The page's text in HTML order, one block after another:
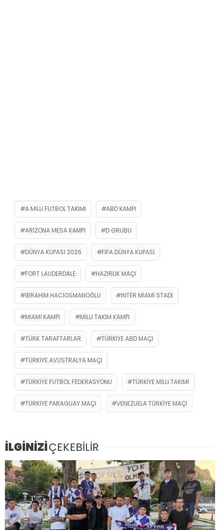
A MILLI FUTBOL TAKIMI ABD KAMPI
ARIZONA MESA KAMPI D GRUBU
DÜNYA KUPASI 2026 FIFA DÜNYA KUPASI
FORT LAUDERDALE HAZIRLIK MAÇI
İBRAHIM HACIOSMANOĞLU INTER MIAMI STADI
MIAMI KAMPI MILLI TAKIM KAMPI
TÜRK TARAFTARLAR TÜRKIYE ABD MAÇI
TÜRKIYE AVUSTRALYA MAÇI
TÜRKIYE FUTBOL FEDERASYONU TÜRKIYE MILLI TAKIMI
TÜRKIYE PARAGUAY MAÇI VENEZUELA TÜRKIYE MAÇI
İLGİNİZİÇEKEBİLİR